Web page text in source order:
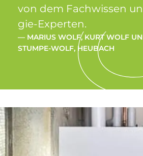
von dem Fach­wis­sen
gie-Ex­per­ten.
— MA­RI­US WOLF, KURT WOLF
STUM­PE-WOLF, HEU­BACH